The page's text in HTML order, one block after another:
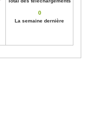
0
La semaine dernière